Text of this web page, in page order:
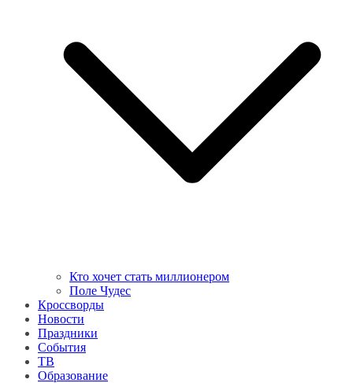
Кто хочет стать миллионером
Поле Чудес
Кроссворды
Новости
Праздники
События
ТВ
Образование